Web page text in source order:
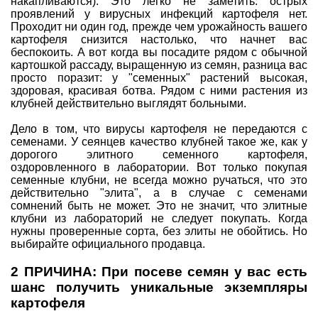
проявлений у вирусных инфекций картофеля нет.
Проходит ни один год, прежде чем урожайность вашего
картофеля снизится настолько, что начнет вас
беспокоить. А вот когда вы посадите рядом с обычной
картошкой рассаду, выращенную из семян, разница вас
просто поразит: у "семенных" растений высокая,
здоровая, красивая ботва. Рядом с ними растения из
клубней действительно выглядят больными.
Дело в том, что вирусы картофеля не передаются с
семенами. У сеянцев качество клубней такое же, как у
дорогого элитного семенного картофеля,
оздоровленного в лаборатории. Вот только покупая
семенные клубни, не всегда можно ручаться, что это
действительно "элита", а в случае с семенами
сомнений быть не может. Это не значит, что элитные
клубни из лабораторий не следует покупать. Когда
нужны проверенные сорта, без элиты не обойтись. Но
выбирайте официального продавца.
2 ПРИЧИНА: При посеве семян у вас есть
шанс получить уникальные экземпляры
картофеля